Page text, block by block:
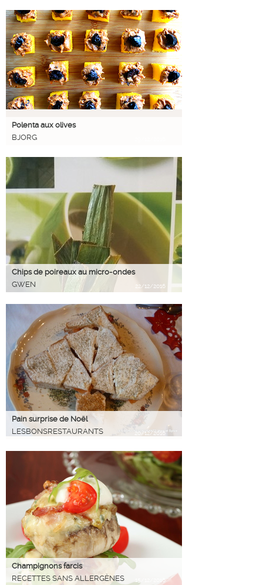
Polenta aux olives
BJORG
Chips de poireaux au micro-ondes
GWEN
22/12/2016
Pain surprise de Noël
LESBONSRESTAURANTS
20/12/2016
Champignons farcis
RECETTES SANS ALLERGÈNES
15/12/2016